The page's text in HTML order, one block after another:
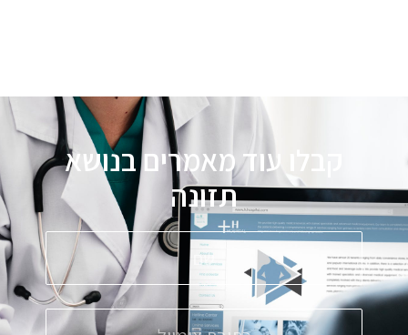
קבלו עוד מאמרים בנושא